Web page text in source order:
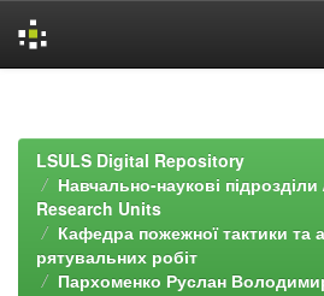
LSULS Digital Repository
Навчально-наукові
Research Units
Кафедра пожежної тактики та
рятувальних робіт
Пархоменко Руслан